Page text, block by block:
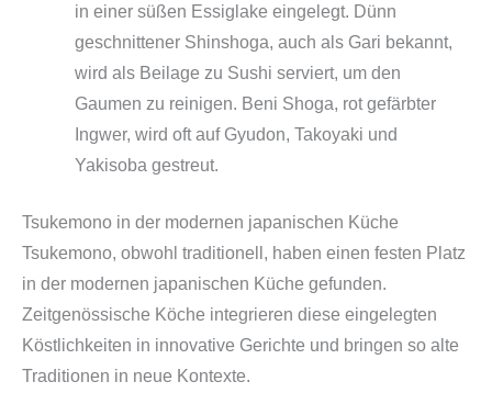
in einer süßen Essiglake eingelegt. Dünn
geschnittener Shinshoga, auch als Gari bekannt,
wird als Beilage zu Sushi serviert, um den
Gaumen zu reinigen. Beni Shoga, rot gefärbter
Ingwer, wird oft auf Gyudon, Takoyaki und
Yakisoba gestreut.
Tsukemono in der modernen japanischen Küche
Tsukemono, obwohl traditionell, haben einen festen Platz
in der modernen japanischen Küche gefunden.
Zeitgenössische Köche integrieren diese eingelegten
Köstlichkeiten in innovative Gerichte und bringen so alte
Traditionen in neue Kontexte.